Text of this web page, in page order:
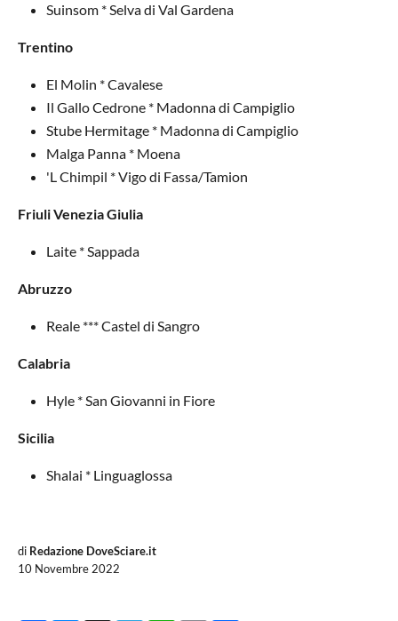
Suinsom * Selva di Val Gardena
Trentino
El Molin * Cavalese
Il Gallo Cedrone * Madonna di Campiglio
Stube Hermitage * Madonna di Campiglio
Malga Panna * Moena
'L Chimpil * Vigo di Fassa/Tamion
Friuli Venezia Giulia
Laite * Sappada
Abruzzo
Reale *** Castel di Sangro
Calabria
Hyle * San Giovanni in Fiore
Sicilia
Shalai * Linguaglossa
di Redazione DoveSciare.it
10 Novembre 2022